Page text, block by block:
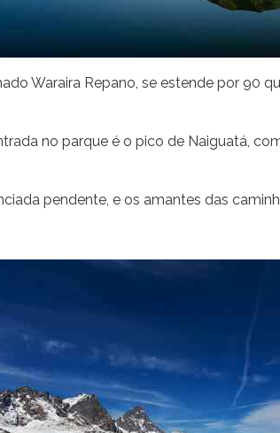
Waraira Repano, se estende por 90
no parque é o pico de Naiguatá,
pendente, e os amantes das